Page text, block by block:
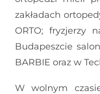
zakładach
ORTO; fryzjerzy
Budapeszcie
BARBIE oraz w
W wolnym